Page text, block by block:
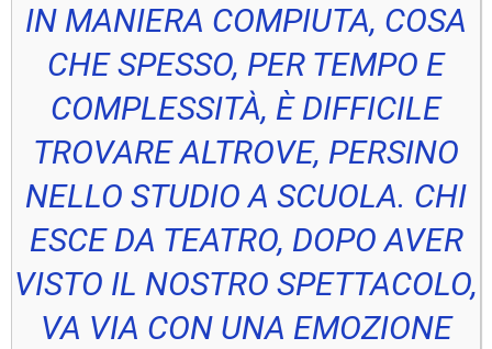
IN MANIERA COMPIUTA, COSA
CHE SPESSO, PER TEMPO E
COMPLESSITÀ, È DIFFICILE
TROVARE ALTROVE, PERSINO
NELLO STUDIO A SCUOLA. CHI
ESCE DA TEATRO, DOPO AVER
VISTO IL NOSTRO SPETTACOLO,
VA VIA CON UNA EMOZIONE